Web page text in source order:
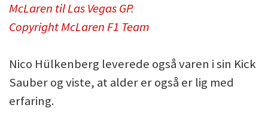
McLaren til Las Vegas GP.
Copyright McLaren F1 Team
Nico Hülkenberg leverede også varen i sin Kick
Sauber og viste, at alder er også er lig med
erfaring.